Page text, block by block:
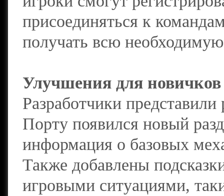
присоединяться к
получать всю
Улучшения для новичков
Разработчики
Порту появился новый
информация о базовых
Также добавлены
игровыми ситуациями,